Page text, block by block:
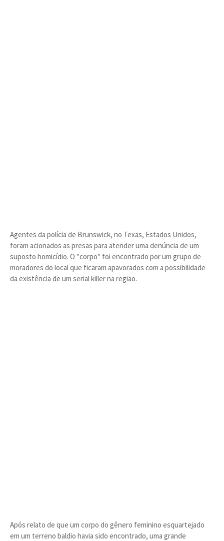
Agentes da polícia de Brunswick, no Texas, Estados Unidos,
foram acionados as presas para atender uma denúncia de um
suposto homicídio. O "corpo" foi encontrado por um grupo de
moradores do local que ficaram apavorados com a possibilidade
da existência de um serial killer na região.
Após relato de que um corpo do gênero feminino esquartejado
em um terreno baldio havia sido encontrado, uma grande